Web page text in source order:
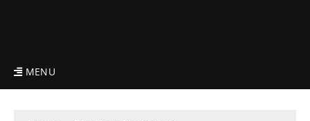
MENU